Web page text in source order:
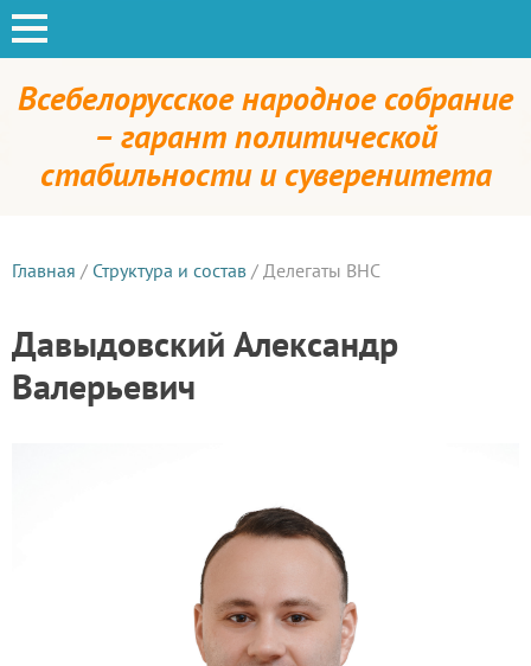
Всебелорусское народное собрание
– гарант политической
стабильности и суверенитета
Главная / Структура и состав / Делегаты ВНС
Давыдовский Александр
Валерьевич